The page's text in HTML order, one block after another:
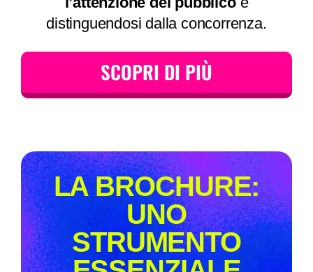
distinguendosi dalla concorrenza.
SCOPRI DI PIÙ
LA BROCHURE:
UNO
STRUMENTO